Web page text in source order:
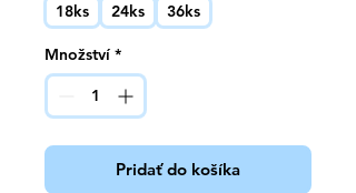
18ks
24ks 36ks
Množství *
Pridať do košíka